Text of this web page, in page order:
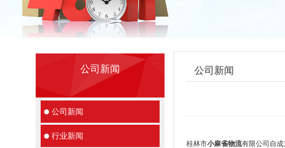
公司新闻
公司新闻
行业新闻
公司新闻
桂林市小麻雀物流有限公司自